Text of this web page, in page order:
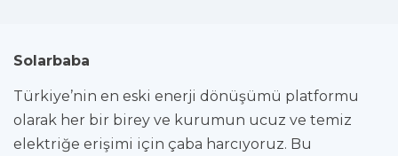
Solarbaba
Türkiye’nin en eski enerji dönüşümü platformu
olarak her bir birey ve kurumun ucuz ve temiz
elektriğe erişimi için çaba harcıyoruz. Bu